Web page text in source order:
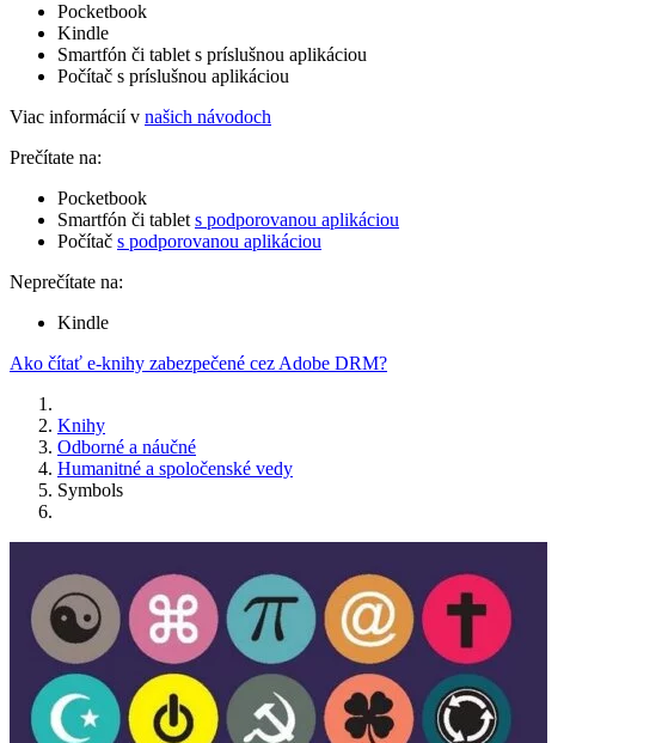
Pocketbook
Kindle
Smartfón či tablet s príslušnou aplikáciou
Počítač s príslušnou aplikáciou
Viac informácií v našich návodoch
Prečítate na:
Pocketbook
Smartfón či tablet s podporovanou aplikáciou
Počítač s podporovanou aplikáciou
Neprečítate na:
Kindle
Ako čítať e-knihy zabezpečené cez Adobe DRM?
Knihy
Odborné a náučné
Humanitné a spoločenské vedy
Symbols